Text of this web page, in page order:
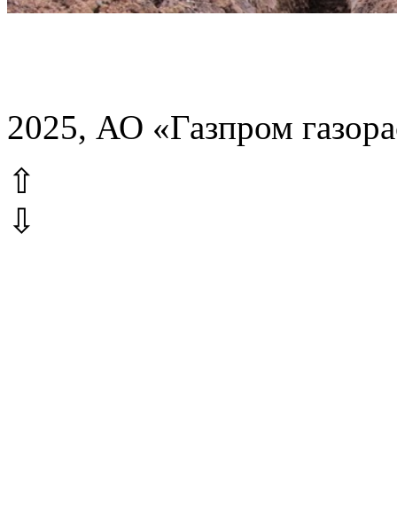
2025, АО «Газпром
⇧
⇩